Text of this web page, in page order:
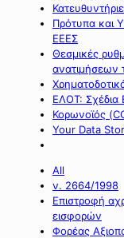
Πρότυπα και
ΕΕΕΣ
Θεσμικές
ΕΛΟΤ: Σχέδια
Κορωνοϊός
Your Data
All
ν. 2664/1998
Επιστροφή
εισφορών
Φορέας